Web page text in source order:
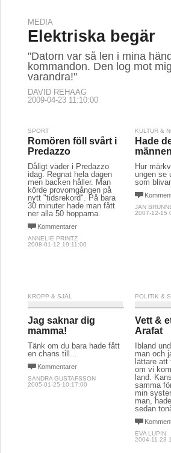
MEDIA
Elektriska begär
"Datorn var så len i mina
kommandon. Den log mot
varandra!"
DAVID REHAAG
2009-04-23 11:10:00
SPORT
Romören föll svårt i
Predazzo
Dåligt väder i Predazzo
idag. Regnat hela dagen
men backen håller. Man
körde provomgången på
nytt "tidsrekord". På bara
30 minuter hade man fått
ner alla 50 hopparna.
Kommentarer
ANNELIE PRINTZ
2008-01-12 19:11:00
KULTUR &
Hade
Hur
ungen se
som
JAN
2007-12-15
KROPP & SJÄL
Jag saknar dig
mamma!
Tänk om du bara hade fått
en chans till...
Kommentarer
SANDRA GUSTAFSSON
2005-01-25 10:17:00
POLITIK &
Vett &
Arafat
Ibland
man och
lättare att
om vi
land.
samma
min
man,
sedan
EVA LUPIN
2004-11-23